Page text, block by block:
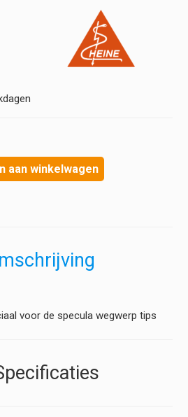
aan winkelwagen
voor de specula wegwerp tips